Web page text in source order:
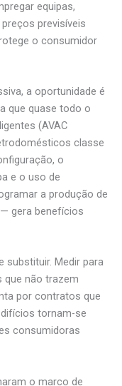
equipas,
previsíveis
o consumidor
a oportunidade é
que quase todo o
(AVAC
classe
o
e o uso de
a produção de
gera benefícios
substituir. Medir para
que não trazem
por contratos que
tornam-se
consumidoras
o marco de